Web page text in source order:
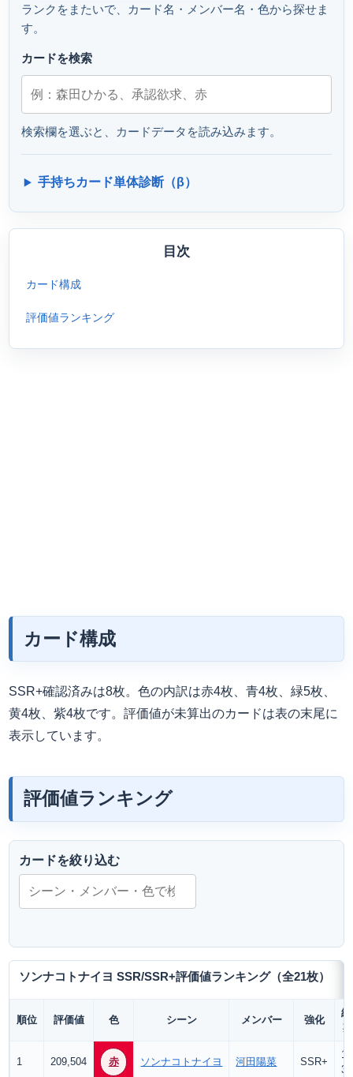
ランクをまたいで、カード名・メンバー名・色から探せま
す。
カードを検索
検索欄を選ぶと、カードデータを読み込みます。
手持ちカード単体診断（β）
目次
カード構成
評価値ランキング
カード構成
SSR+確認済みは8枚。色の内訳は赤4枚、青4枚、緑5枚、
黄4枚、紫4枚です。評価値が未算出のカードは表の末尾に
表示しています。
評価値ランキング
カードを絞り込む
ソンナコトナイヨ SSR/SSR+評価値ランキング（全21枚）
順位 評価値 色 シーン メンバー 強化
1 209,504 赤 ソンナコトナイヨ 河田陽菜 SSR+